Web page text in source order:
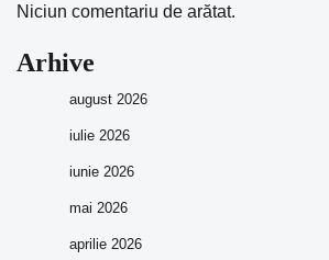
Niciun comentariu de arătat.
Arhive
august 2026
iulie 2026
iunie 2026
mai 2026
aprilie 2026